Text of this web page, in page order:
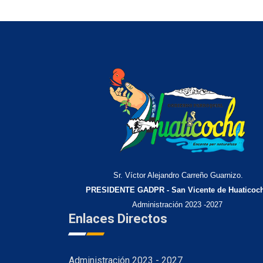
Sr. Víctor Alejandro Carreño Guarnizo.
PRESIDENTE GADPR - San Vicente de
Administración 2023 -2027
Enlaces Directos
Administración 2023 - 2027